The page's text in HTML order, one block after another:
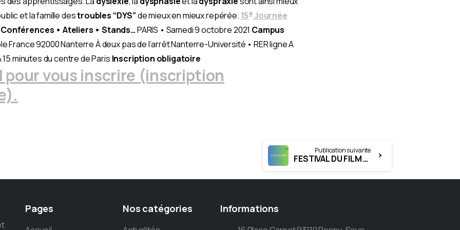
et la famille destroubles “DYS”de mieux en mieux repérée. 15eJournée
Conférences • Ateliers • Stands…PARIS • Samedi 9 octobre 2021 Campus
France 92000 Nanterre À deux pas de l’arrêt Nanterre-Université • RER ligne A
15 minutes du centre de Paris Inscription obligatoire
pour vous inscrire (inscription
Publication suivante
FESTIVAL DU FILM EN ORTHOPHONIE #10- NANCY- 26 & 27 NOVEMBRE 2021
Pages Nos catégories Informations